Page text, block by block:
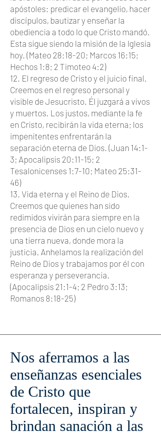
apóstoles: predicar el evangelio, hacer
discípulos, bautizar y enseñar la
obediencia a todo lo que Cristo mandó.
Esta sigue siendo la misión de la Iglesia
hoy. (Mateo 28:18-20; Marcos 16:15;
Hechos 1:8; 2 Timoteo 4:2)
12. El regreso de Cristo y el juicio final.
Creemos en el regreso personal y
visible de Jesucristo. Él juzgará a vivos
y muertos. Los justos, mediante la fe
en Cristo, recibirán la vida eterna; los
impenitentes enfrentarán la
separación eterna de Dios. (Juan 14:1-
3; Apocalipsis 20:11-15; 2
Tesalonicenses 1:7-10; Mateo 25:31-
46)
13. Vida eterna y el Reino de Dios.
Creemos que quienes han sido
redimidos vivirán para siempre en la
presencia de Dios en un cielo nuevo y
una tierra nueva, donde mora la
justicia. Anhelamos la realización del
Reino de Dios y trabajamos por él con
esperanza y perseverancia.
(Apocalipsis 21:1-4; 2 Pedro 3:13;
Romanos 8:18-25)
Nos aferramos a las
enseñanzas esenciales
de Cristo que
fortalecen, inspiran y
brindan sanación a las